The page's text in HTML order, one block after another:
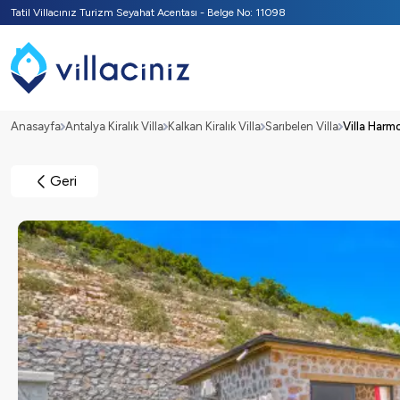
Tatil Villacınız Turizm Seyahat Acentası - Belge No: 11098
Anasayfa Antalya Kiralık Villa Kalkan Kiralık Villa Sarıbelen Villa Villa
Geri